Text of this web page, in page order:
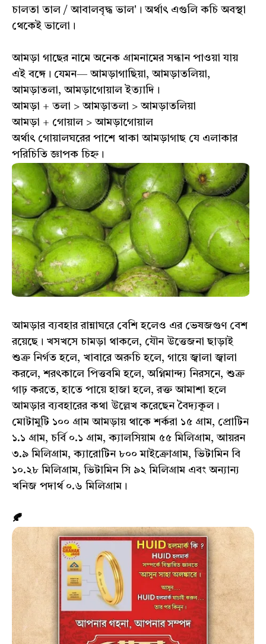
চালতা তাল / আবালবৃদ্ধ ভাল'। অর্থাৎ এগুলি কচি অবস্থা
থেকেই ভালো।
আমড়া গাছের নামে অনেক গ্রামনামের সন্ধান পাওয়া যায়
এই বঙ্গে। যেমন— আমড়াগাছিয়া, আমড়াতলিয়া,
আমড়াতলা, আমড়াগোয়াল ইত্যাদি।
আমড়া + তলা > আমড়াতলা > আমড়াতলিয়া
আমড়া + গােয়াল > আমড়াগােয়াল
অর্থাৎ গােয়ালঘরের পাশে থাকা আমড়াগাছ যে এলাকার
পরিচিতি জ্ঞাপক চিহ্ন।
আমড়ার ব্যবহার রান্নাঘরে বেশি হলেও এর ভেষজগুণ বেশ
রয়েছে। খসখসে চামড়া থাকলে, যৌন উত্তেজনা ছাড়াই
শুক্র নির্গত হলে, খাবারে অরুচি হলে, গায়ে জ্বালা জ্বালা
করলে, শরৎকালে পিত্তবমি হলে, অগ্নিমান্দ্য নিরসনে, শুক্র
গাঢ় করতে, হাতে পায়ে হাজা হলে, রক্ত আমাশা হলে
আমড়ার ব্যবহারের কথা উল্লেখ করেছেন বৈদ্যকূল।
মোটামুটি ১০০ গ্রাম আমড়ায় থাকে শর্করা ১৫ গ্রাম, প্রোটিন
১.১ গ্রাম, চর্বি ০.১ গ্রাম, ক্যালসিয়াম ৫৫ মিলিগ্রাম, আয়রন
৩.৯ মিলিগ্রাম, ক্যারোটিন ৮০০ মাইক্রোগ্রাম, ভিটামিন বি
১০.২৮ মিলিগ্রাম, ভিটামিন সি ৯২ মিলিগ্রাম এবং অন্যান্য
খনিজ পদার্থ ০.৬ মিলিগ্রাম।
🍂